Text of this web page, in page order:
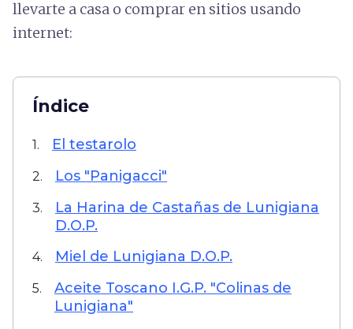
llevarte a casa o comprar en sitios usando
internet:
Índice
1. El testarolo
2. Los "Panigacci"
3.
La Harina de Castañas de Lunigiana
D.O.P.
4. Miel de Lunigiana D.O.P.
5.
Aceite Toscano I.G.P. "Colinas de
Lunigiana"